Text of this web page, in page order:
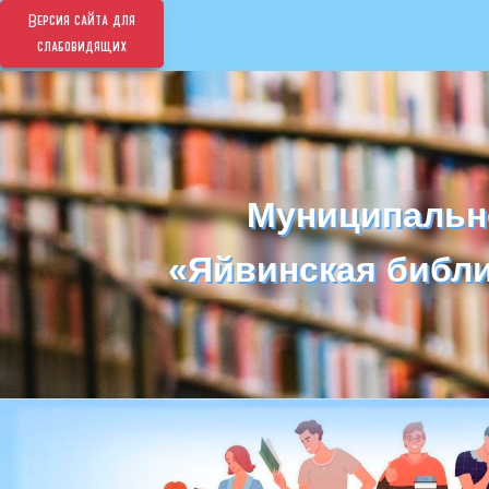
Версия сайта для
слабовидящих
«Яйвинская
«Яйвинская